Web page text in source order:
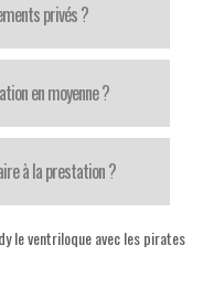
privés ?
en moyenne ?
à la prestation ?
le ventriloque avec les pirates